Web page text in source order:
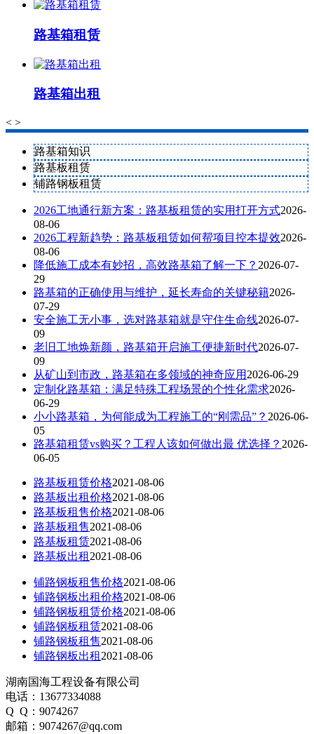
路基箱租赁
路基箱出租
< >
路基箱知识
路基板租赁
铺路钢板租赁
2026工地通行新方案：路基板租赁的实用打开方式2026-
08-06
2026工程新趋势：路基板租赁如何帮项目控本提效2026-
08-06
降低施工成本有妙招，高效路基箱了解一下？ 2026-07-
29
路基箱的正确使用与维护，延长寿命的关键秘籍2026-
07-29
安全施工无小事，选对路基箱就是守住生命线2026-07-
09
老旧工地焕新颜，路基箱开启施工便捷新时代2026-07-
09
从矿山到市政，路基箱在多领域的神奇应用 2026-06-29
定制化路基箱：满足特殊工程场景的个性化需求2026-
06-29
小小路基箱，为何能成为工程施工的“刚需品”？ 2026-06-
05
路基箱租赁vs购买？工程人该如何做出最 优选择？ 2026-
06-05
路基板租赁价格2021-08-06
路基板出租价格2021-08-06
路基板租售价格2021-08-06
路基板租售2021-08-06
路基板租赁2021-08-06
路基板出租 2021-08-06
铺路钢板租售价格2021-08-06
铺路钢板出租价格2021-08-06
铺路钢板租赁价格2021-08-06
铺路钢板租赁2021-08-06
铺路钢板租售2021-08-06
铺路钢板出租 2021-08-06
湖南国海工程设备有限公司
电话：13677334088
Q Q：9074267
邮箱：9074267@qq.com